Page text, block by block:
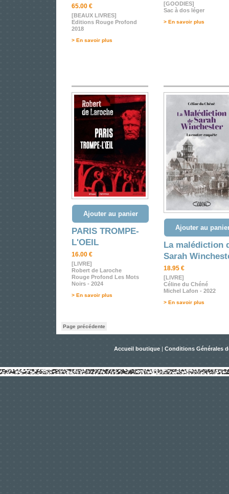
65.00 €
[BEAUX LIVRES]
Editions Rouge Profond
2018
> En savoir plus
[GOODIES]
Sac à dos léger
> En savoir plus
Ajouter au panier
PARIS TROMPE-
L'OEIL
16.00 €
[LIVRE]
Robert de Laroche
Rouge Profond Les Mots
Noirs - 2024
> En savoir plus
Ajouter au
La malédiction
Sarah
18.95 €
[LIVRE]
Céline du Chéné
Michel Lafon - 2022
> En savoir plus
Page précédente
Accueil boutique | Conditions Générales